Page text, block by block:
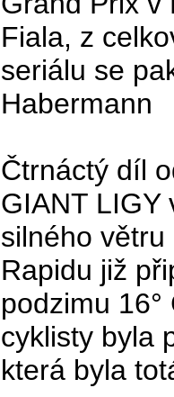
Fiala, z
seriálu se
Habermann
Čtrnáctý díl
GIANT LIGY
silného
Rapidu již
podzimu
cyklisty byla
která byla